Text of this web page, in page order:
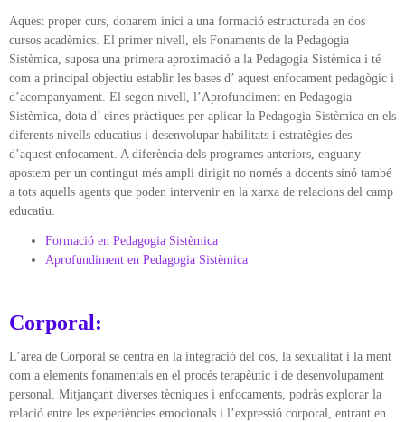
Aquest proper curs, donarem inici a una formació estructurada en dos
cursos acadèmics. El primer nivell, els Fonaments de la Pedagogia
Sistèmica, suposa una primera aproximació a la Pedagogia Sistèmica i té
com a principal objectiu establir les bases d’ aquest enfocament pedagògic i
d’acompanyament. El segon nivell, l’Aprofundiment en Pedagogia
Sistèmica, dota d’ eines pràctiques per aplicar la Pedagogia Sistèmica en els
diferents nivells educatius i desenvolupar habilitats i estratègies des
d’aquest enfocament. A diferència dels programes anteriors, enguany
apostem per un contingut més ampli dirigit no només a docents sinó també
a tots aquells agents que poden intervenir en la xarxa de relacions del camp
educatiu.
Formació en Pedagogia Sistèmica
Aprofundiment en Pedagogia Sistèmica
Corporal:
L’àrea de Corporal se centra en la integració del cos, la sexualitat i la ment
com a elements fonamentals en el procés terapèutic i de desenvolupament
personal. Mitjançant diverses tècniques i enfocaments, podràs explorar la
relació entre les experiències emocionals i l’expressió corporal, entrant en